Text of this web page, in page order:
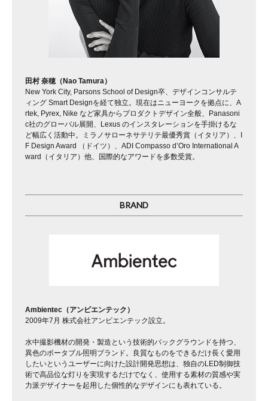
田村 奈穂（Nao Tamura）
New York City, Parsons School of Design卒、デザインコンサルテ
ィング Smart Designを経て独立。現在はニューヨークを拠点に、A
rtek, Pyrex, Nike など家具からプロダクトデザイン全般、Panasoni
c社のグローバル展開、Lexus のインスタレーションを手掛けるな
ど幅広く活動中。ミラノサローネサテリテ最優秀賞（イタリア）、I
F Design Award （ドイツ）、ADI Compasso d’Oro International A
ward（イタリア）他、国際的なアワードを多数受賞。
BRAND
Ambientec（アンビエンテック）
2009年7月 株式会社アンビエンテック設立。
水中撮影機材の開発・製造という技術的バックグラウンドを持つ、
異色のポータブル照明ブランド。良質なものをできるだけ長く愛用
したいというユーザーに向けた設計開発思想は、独自のLED制御技
術で高品位な灯りを実現するだけでなく、使用する素材の質感や実
力派デザイナーを起用した個性的なデザインにも表れている。